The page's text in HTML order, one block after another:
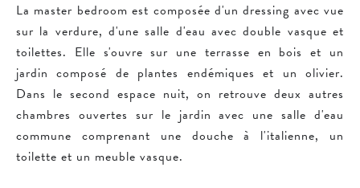
La master bedroom est composée d'un dressing avec vue
sur la verdure, d'une salle d'eau avec double vasque et
toilettes. Elle s'ouvre sur une terrasse en bois et un
jardin composé de plantes endémiques et un olivier.
Dans le second espace nuit, on retrouve deux autres
chambres ouvertes sur le jardin avec une salle d'eau
commune comprenant une douche à l'italienne, un
toilette et un meuble vasque.